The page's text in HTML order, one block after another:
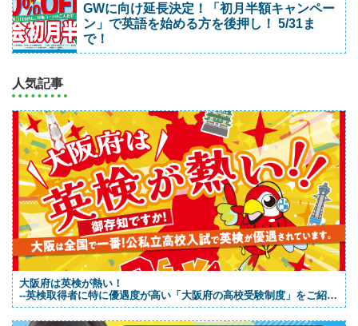
GWに向け延長決定！「初月半額キャンペー
ン」で英語を始める方を後押し！ 5/31ま
で！
人気記事
大阪府は英検が熱い！
--英検取得者に特に優遇度が高い「大阪府の高校受験制度」をご紹
介！